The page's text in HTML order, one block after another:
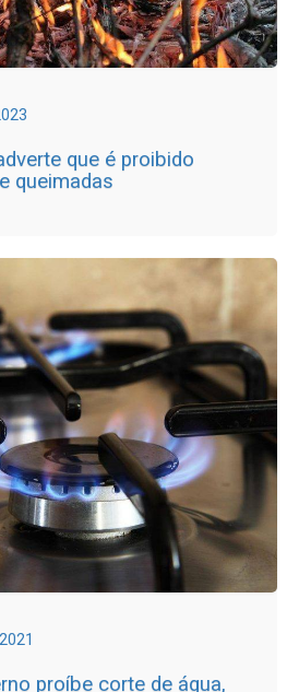
que é proibido
queimadas
proíbe corte de água,